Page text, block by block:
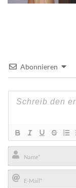
Abonnieren
Name*